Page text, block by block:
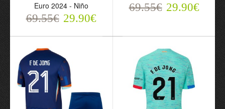
Camiseta de fútbol FC
Barcelona Frenkie de
Jong 21 Segunda
Equipación 2024-25 -
Hombre
69.55€ 29.90€
Camiseta de fútbol FC
Barcelona Frenkie de
Jong 21 Primera
Equipación 2024-25 -
Hombre
69.55€ 29.90€
Euro 2024 - Niño
69.55€ 29.90€
69.55€ 29.90€